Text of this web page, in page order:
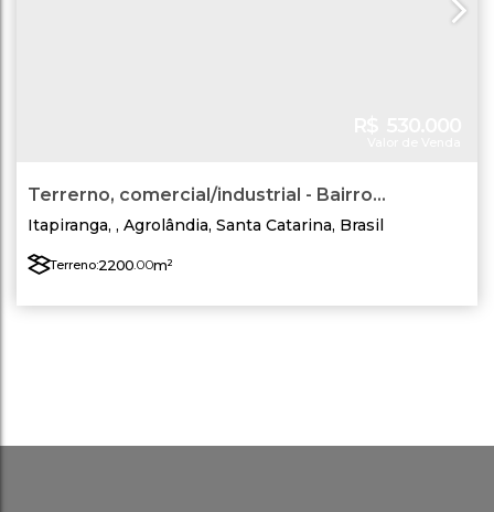
Terrerno, comercial/industrial - Bairro
Itapiranga - Agrolândia - SC - Área 02
Itapiranga , Agrolândia, Santa Catarina, Brasil
Terreno:2200.00m²